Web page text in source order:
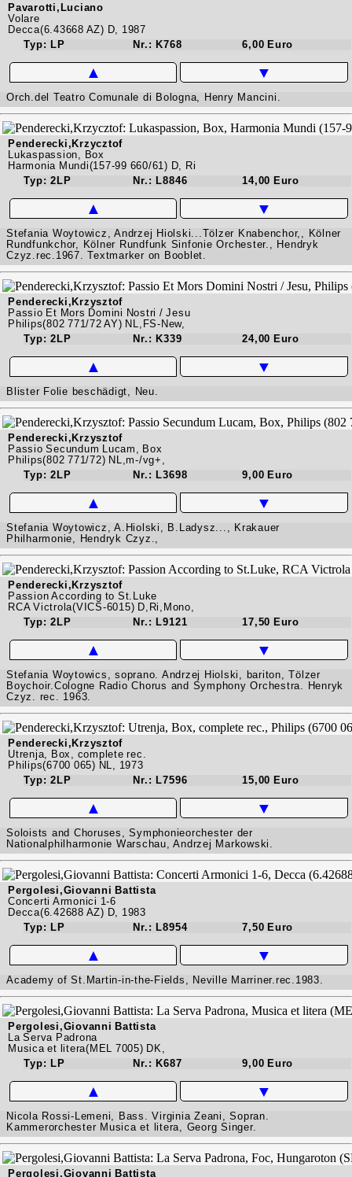
Pavarotti,Luciano
Volare
Decca(6.43668 AZ) D, 1987
Typ: LP
Nr.: K768 6,00 Euro
▲ ▼
Orch.del Teatro Comunale di Bologna, Henry Mancini.
Penderecki,Krzycztof
Lukaspassion, Box
Harmonia Mundi(157-99 660/61) D, Ri
Typ: 2LP
Nr.: L8846 14,00 Euro
▲ ▼
Stefania Woytowicz, Andrzej Hiolski...Tölzer Knabenchor,, Kölner
Rundfunkchor, Kölner Rundfunk Sinfonie Orchester., Hendryk
Czyz.rec.1967. Textmarker on Booblet.
Penderecki,Krzysztof
Passio Et Mors Domini Nostri / Jesu
Philips(802 771/72 AY) NL,FS-New,
Typ: 2LP
Nr.: K339 24,00 Euro
▲ ▼
Blister Folie beschädigt, Neu.
Penderecki,Krzysztof
Passio Secundum Lucam, Box
Philips(802 771/72) NL,m-/vg+,
Typ: 2LP
Nr.: L3698 9,00 Euro
▲ ▼
Stefania Woytowicz, A.Hiolski, B.Ladysz..., Krakauer
Philharmonie, Hendryk Czyz.,
Penderecki,Krzysztof
Passion According to St.Luke
RCA Victrola(VICS-6015) D,Ri,Mono,
Typ: 2LP
Nr.: L9121 17,50 Euro
▲ ▼
Stefania Woytowics, soprano. Andrzej Hiolski, bariton, Tölzer
Boychoir.Cologne Radio Chorus and Symphony Orchestra. Henryk
Czyz. rec. 1963.
Penderecki,Krzysztof
Utrenja, Box, complete rec.
Philips(6700 065) NL, 1973
Typ: 2LP
Nr.: L7596 15,00 Euro
▲ ▼
Soloists and Choruses, Symphonieorchester der
Nationalphilharmonie Warschau, Andrzej Markowski.
Pergolesi,Giovanni Battista
Concerti Armonici 1-6
Decca(6.42688 AZ) D, 1983
Typ: LP
Nr.: L8954 7,50 Euro
▲ ▼
Academy of St.Martin-in-the-Fields, Neville Marriner.rec.1983.
Pergolesi,Giovanni Battista
La Serva Padrona
Musica et litera(MEL 7005) DK,
Typ: LP
Nr.: K687 9,00 Euro
▲ ▼
Nicola Rossi-Lemeni, Bass. Virginia Zeani, Sopran.
Kammerorchester Musica et litera, Georg Singer.
Pergolesi,Giovanni Battista